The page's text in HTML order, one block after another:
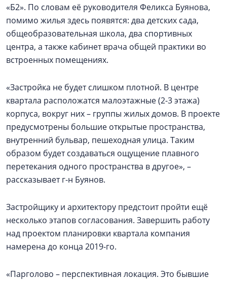
«Б2». По словам её руководителя Феликса Буянова,
помимо жилья здесь появятся: два детских сада,
общеобразовательная школа, два спортивных
центра, а также кабинет врача общей практики во
встроенных помещениях.
«Застройка не будет слишком плотной. В центре
квартала расположатся малоэтажные (2-3 этажа)
корпуса, вокруг них – группы жилых домов. В проекте
предусмотрены большие открытые пространства,
внутренний бульвар, пешеходная улица. Таким
образом будет создаваться ощущение плавного
перетекания одного пространства в другое», –
рассказывает г-н Буянов.
Застройщику и архитектору предстоит пройти ещё
несколько этапов согласования. Завершить работу
над проектом планировки квартала компания
намерена до конца 2019-го.
«Парголово – перспективная локация. Это бывшие